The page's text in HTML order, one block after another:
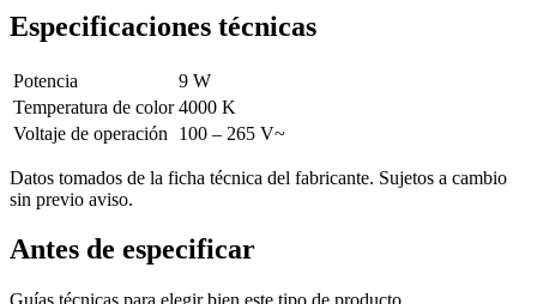
Especificaciones técnicas
Potencia
9 W
Temperatura de color 4000 K
Voltaje de operación
100 – 265 V~
Datos tomados de la ficha técnica del fabricante. Sujetos a cambio
sin previo aviso.
Antes de especificar